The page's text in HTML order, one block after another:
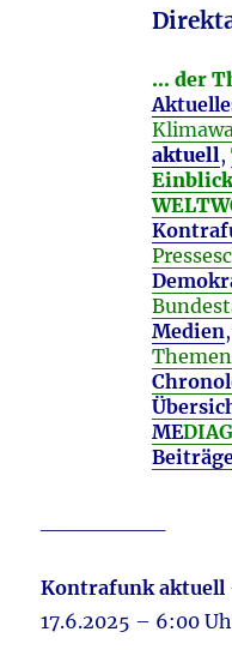
… der
aktuell,
Medien
ME
Kontrafunk aktuell
17.6.2025 – 6:00